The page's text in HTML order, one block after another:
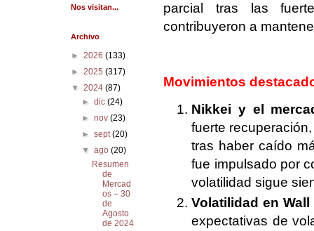
parcial tras las
contribuyeron a
Movimientos
Nikkei y el
fuerte
tras haber caído
fue impulsado por
volatilidad sigue
Volatilidad en Wall
expectativas de
Nos visitan...
Archivo
►2026(133)
►2025(317)
▼2024(87)
► dic (24)
► nov (23)
► sept(20)
▼ ago (20)
Resumen
de
Mercad
os – 30
de
Agosto
de 2024